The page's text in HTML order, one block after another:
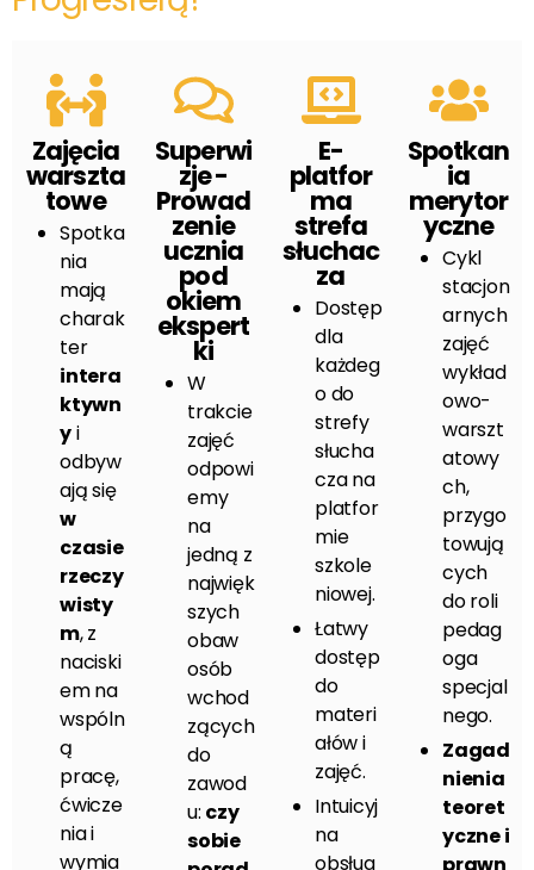
Zajęcia
warszta
towe
Spotka
nia
mają
charak
ter
intera
ktywn
yi
odbyw
ają się
w
czasie
rzeczy
wisty
m, z
naciski
em na
wspóln
ą
pracę,
ćwicze
nia i
wymia
Superwi
zje -
Prowad
zenie
ucznia
pod
okiem
ekspert
ki
W
trakcie
zajęć
odpowi
emy
na
jedną z
najwięk
szych
obaw
osób
wchod
zących
do
zawod
u: czy
sobie
E-
platfor
ma
strefa
słuchac
za
Dostęp
dla
każdeg
o do
strefy
słucha
cza na
platfor
mie
szkole
niowej.
Łatwy
dostęp
do
materi
ałów i
zajęć.
Intuicyj
na
obsług
Spotkan
ia
merytor
yczne
Cykl
stacjon
arnych
zajęć
wykład
owo-
warszt
atowy
ch,
przygo
towują
cych
do roli
pedag
oga
specjal
nego.
Zagad
nienia
teoret
yczne i